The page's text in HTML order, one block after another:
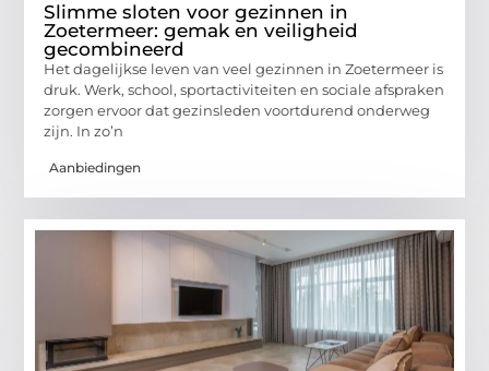
Slimme sloten voor gezinnen in
Zoetermeer: gemak en veiligheid
gecombineerd
Het dagelijkse leven van veel gezinnen in Zoetermeer is
druk. Werk, school, sportactiviteiten en sociale afspraken
zorgen ervoor dat gezinsleden voortdurend onderweg
zijn. In zo’n
Aanbiedingen